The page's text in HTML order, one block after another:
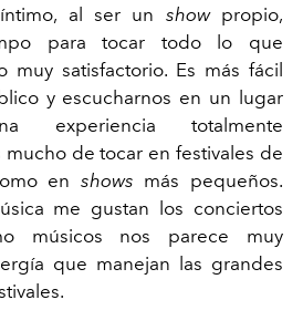
al ser un showpropio,
para tocar todo lo que
muy satisfactorio. Es más fácil
y escucharnos en un lugar
experiencia totalmente
mucho de tocar en festivales de
en shows más pequeños.
me gustan los conciertos
músicos nos parece muy
que manejan las grandes